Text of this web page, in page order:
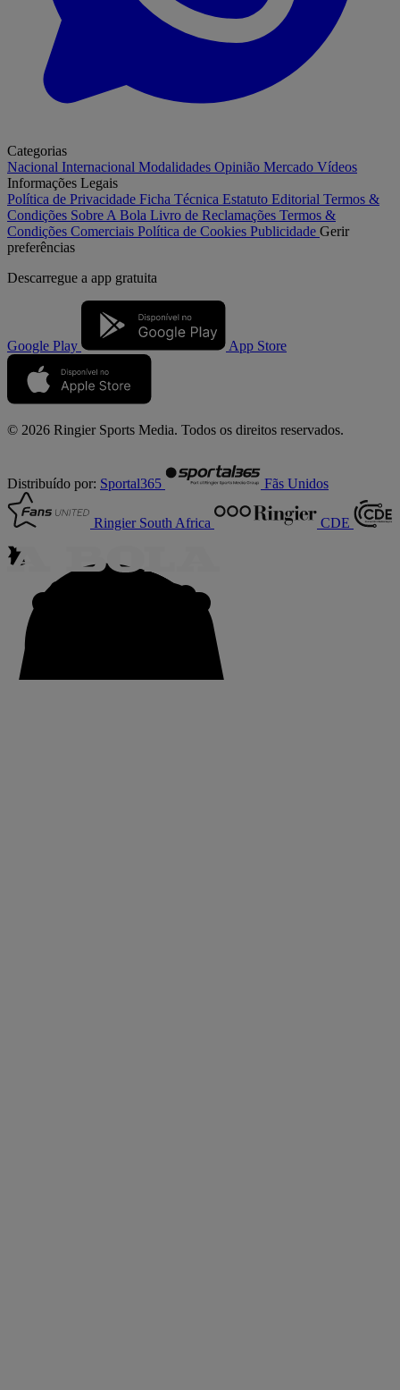
Categorias
Nacional Internacional Modalidades Opinião Mercado Vídeos
Informações Legais
Política de Privacidade Ficha Técnica Estatuto Editorial Termos &
Condições Sobre A Bola Livro de Reclamações Termos &
Condições Comerciais Política de Cookies Publicidade Gerir
preferências
Descarregue a app gratuita
Google Play App Store
© 2026 Ringier Sports Media. Todos os direitos reservados.
Distribuído por: Sportal365 Fãs Unidos
Ringier South Africa CDE